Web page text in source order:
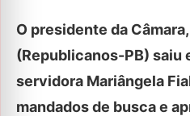
O presidente da
(Republicanos-PB) saiu
servidora Mariângela
mandados de busca e